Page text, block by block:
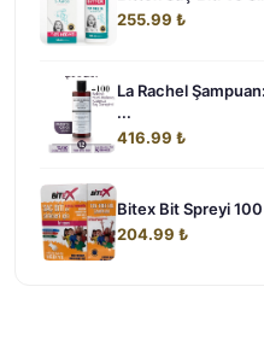
255.99 ₺
La Rachel
...
416.99 ₺
Bitex Bit Spreyi
204.99 ₺